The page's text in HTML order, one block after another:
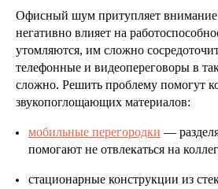
Офисный шум притупляет внимание
негативно влияет на
утомляются, им сложно
телефонные и видеопереговоры в
сложно. Решить проблему помогут
звукопоглощающих материалов:
мобильные перегородки —
помогают не отвлекаться на
стационарные конструкции из